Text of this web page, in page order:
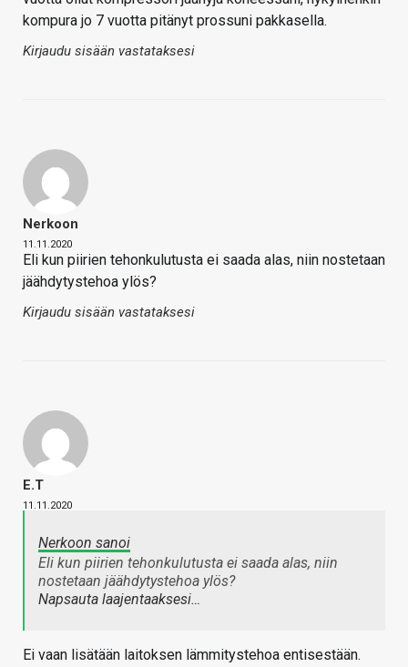
kompura jo 7 vuotta pitänyt prossuni pakkasella.
Kirjaudu sisään vastataksesi
Nerkoon
11.11.2020
Eli kun piirien tehonkulutusta ei saada alas, niin nostetaan
jäähdytystehoa ylös?
Kirjaudu sisään vastataksesi
E.T
11.11.2020
Nerkoon sanoi
Eli kun piirien tehonkulutusta ei saada alas, niin
nostetaan jäähdytystehoa ylös?
Napsauta laajentaaksesi…
Ei vaan lisätään laitoksen lämmitystehoa entisestään.